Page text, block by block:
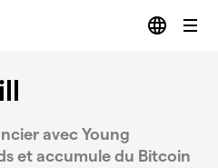
avec Young
et accumule du Bitcoin